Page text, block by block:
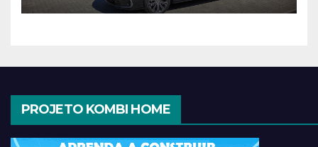
PROJETO KOMBI HOME